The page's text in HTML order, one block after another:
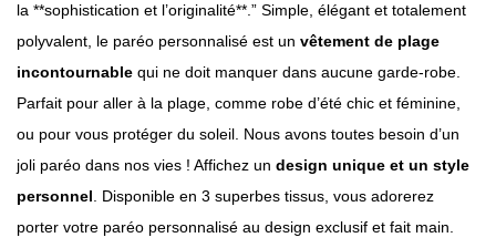
la **sophistication et l’originalité**.” Simple, élégant et totalement
polyvalent, le paréo personnalisé est un vêtement de plage
incontournable qui ne doit manquer dans aucune garde-robe.
Parfait pour aller à la plage, comme robe d’été chic et féminine,
ou pour vous protéger du soleil. Nous avons toutes besoin d’un
joli paréo dans nos vies ! Affichez un design unique et un style
personnel. Disponible en 3 superbes tissus, vous adorerez
porter votre paréo personnalisé au design exclusif et fait main.